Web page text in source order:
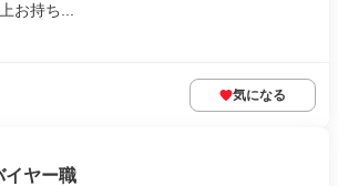
お持ち...
気になる
イヤー職